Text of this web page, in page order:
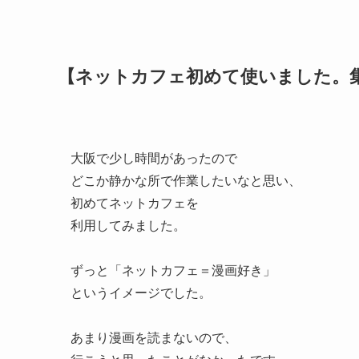
【ネットカフェ初めて使いました。
大阪で少し時間があったので
どこか静かな所で作業したいなと思い、
初めてネットカフェを
利用してみました。
ずっと「ネットカフェ＝漫画好き」
というイメージでした。
あまり漫画を読まないので、